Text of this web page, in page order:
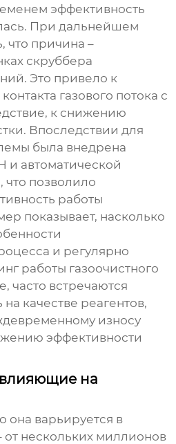
эффективность
При дальнейшем
что причина –
скруббера
Это привело к
газового потока с
к снижению
Впоследствии для
была внедрена
и автоматической
что позволило
работы
показывает, насколько
и регулярно
работы газоочистного
часто встречаются
качестве реагентов,
износу
эффективности
на
она варьируется в
нескольких миллионов